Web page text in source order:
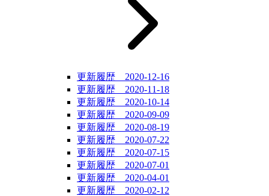
更新履歴 2020-12-16
更新履歴 2020-11-18
更新履歴 2020-10-14
更新履歴 2020-09-09
更新履歴 2020-08-19
更新履歴 2020-07-22
更新履歴 2020-07-15
更新履歴 2020-07-01
更新履歴 2020-04-01
更新履歴 2020-02-12